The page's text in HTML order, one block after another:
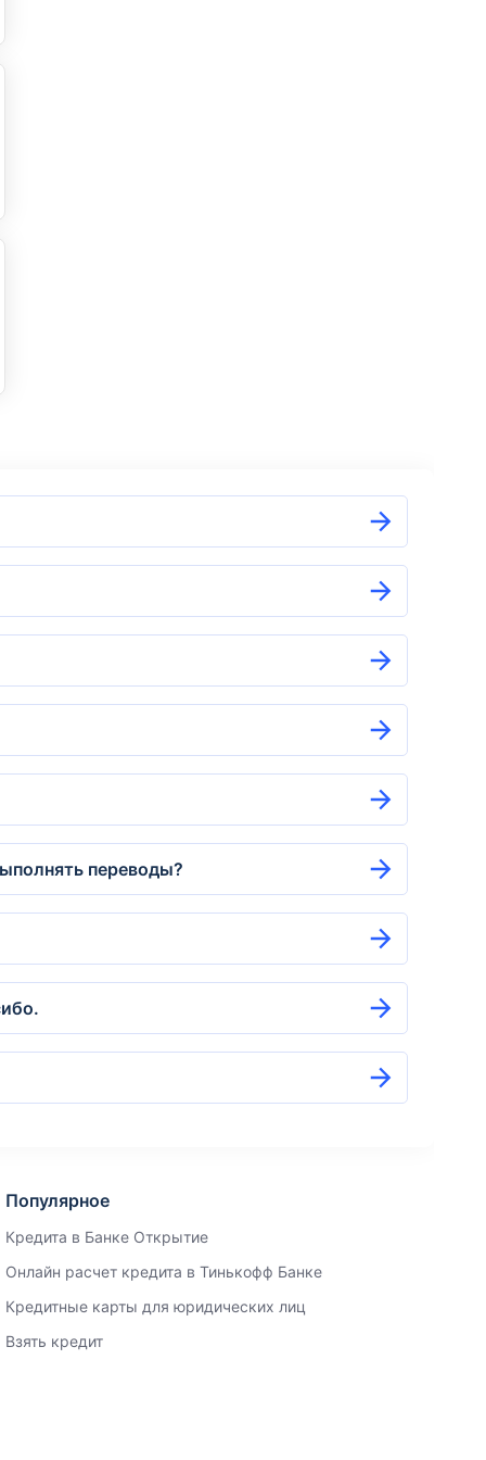
переводы?
Популярное
Кредита в Банке Открытие
Онлайн расчет кредита в Тинькофф Банке
Кредитные карты для юридических лиц
Взять кредит